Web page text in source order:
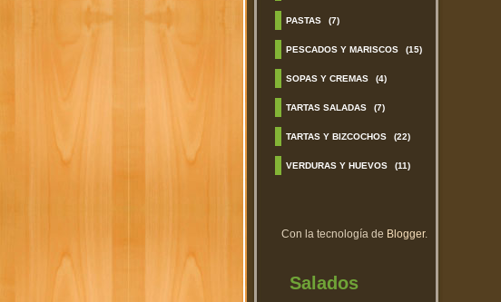
PASTAS (7)
PESCADOS Y MARISCOS (15)
SOPAS Y CREMAS (4)
TARTAS SALADAS (7)
TARTAS Y BIZCOCHOS (22)
VERDURAS Y HUEVOS (11)
Con la tecnología de Blogger.
Salados